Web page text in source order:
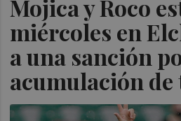
Mojica y Roco
miércoles en
a una sanción
acumulación